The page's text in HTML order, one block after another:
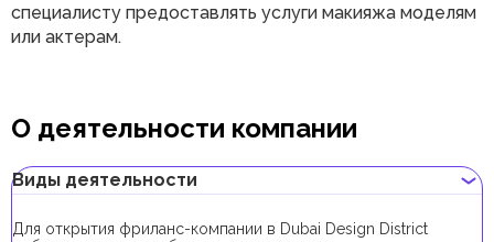
специалисту предоставлять услуги макияжа моделям
или актерам.
О деятельности компании
Виды деятельности
Для открытия фриланс-компании в Dubai Design District